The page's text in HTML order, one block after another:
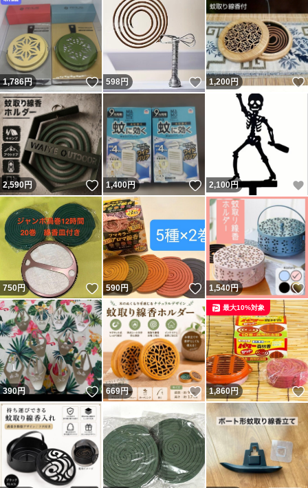
1,786円 いいね！
598円 いいね！
1,200円
2,590円 いいね！
1,400円 いいね！
2,100円
750円 いいね！
590円 いいね！
1,540円
390円 いいね！
669円 いいね！
1,860円
最大10%対象